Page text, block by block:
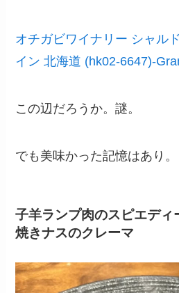
オチガビワイナリー シャル
イン 北海道 (hk02-6647)-
この辺だろうか。謎。
でも美味かった記憶はあり。
子羊ランプ肉のスピエディ
焼きナスのクレーマ